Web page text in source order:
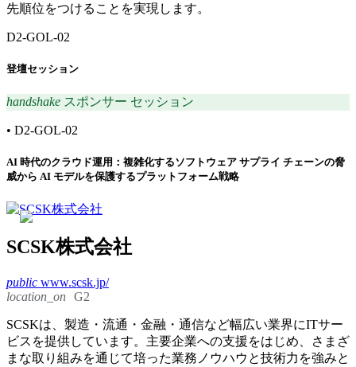
先順位をつけることを実現します。
D2-GOL-02
登壇セッション
handshake スポンサー セッション
• D2-GOL-02
AI 時代のクラウド運用：複雑化するソフトウェア サプライ チェーンの脅
威から AI モデルを保護するプラットフォーム戦略
SCSK株式会社
public www.scsk.jp/
location_on G2
SCSKは、製造・流通・金融・通信など幅広い業界にITサー
ビスを提供しています。主要企業への支援をはじめ、さまざ
まな取り組みを通じて培った業務ノウハウと技術力を強みと